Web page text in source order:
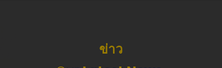
ข่าว